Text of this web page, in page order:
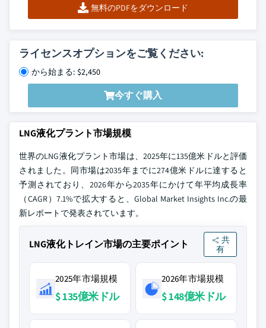
無料のPDFをダウンロード
ライセンスオプションをご覧ください:
から始まる: $2,450
今すぐ購入
LNG液化プラント市場規模
世界のLNG液化プラント市場は、2025年に135億米ドルと評価
されました。同市場は2035年までに274億米ドルに達すると
予測されており、2026年から2035年にかけて年平均成長率
（CAGR）7.1%で拡大すると、Global Market Insights Inc.の最
新レポートで発表されています。
LNG液化トレイン市場の主要ポイント
共
有
2025年市場規模
$ 135億米ドル
2026年市場規模
$ 148億米ドル